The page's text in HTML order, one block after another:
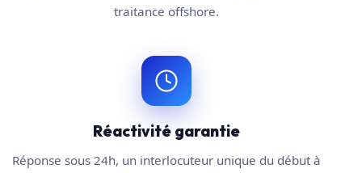
traitance offshore.
Réactivité garantie
Réponse sous 24h, un interlocuteur unique du début à